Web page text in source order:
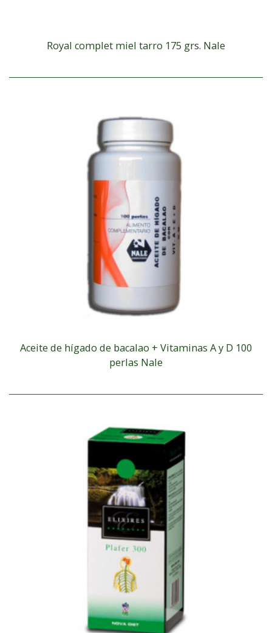
Royal complet miel tarro 175 grs. Nale
Aceite de hígado de bacalao + Vitaminas A y D 100
perlas Nale